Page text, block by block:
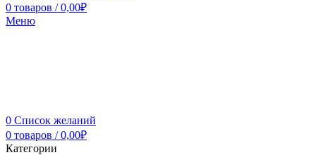
0 товаров / 0,00₽
Меню
0 Список желаний
0 товаров / 0,00₽
Категории